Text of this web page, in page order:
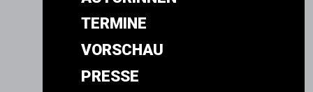
TERMINE
VORSCHAU
PRESSE